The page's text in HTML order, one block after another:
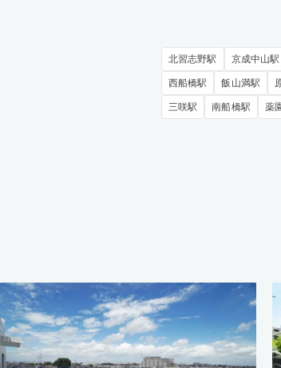
北習志野駅 京成中山駅
西船橋駅 飯山満駅
三咲駅 南船橋駅 薬